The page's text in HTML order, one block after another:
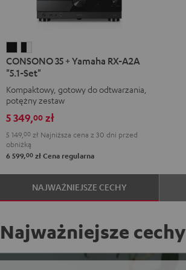
35
+
Yamaha
RX-
A2A
"5.1-
Set"
35
+
Yamaha
RX-
A2A
"5.1-
Black/White
CONSONO 35 + Yamaha RX-A2A
"5.1-Set"
Kompaktowy, gotowy do odtwarzania,
potężny zestaw
5 349,00 zł
5 149, 00 zł Najniższa cena z 30 dni przed
obniżką
6 599,00 zł Cena regularna
NAJWAŻNIEJSZE CECHY
Najważniejsze cechy